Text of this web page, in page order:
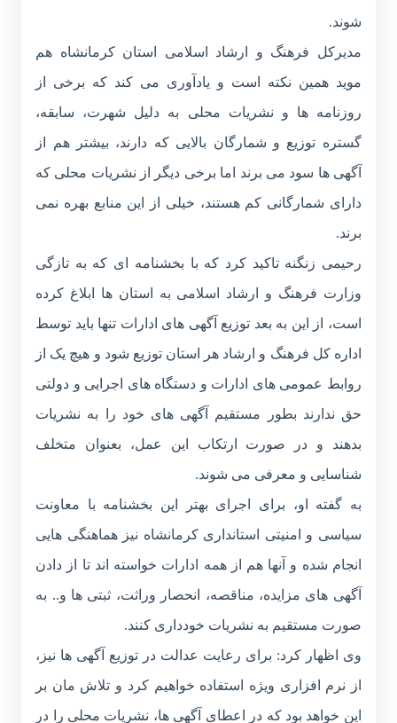
شوند.
مدیرکل فرهنگ و ارشاد اسلامی استان کرمانشاه هم
موید همین نکته است و یادآوری می کند که برخی از
روزنامه ها و نشریات محلی به دلیل شهرت، سابقه،
گستره توزیع و شمارگان بالایی که دارند، بیشتر هم از
آگهی ها سود می برند اما برخی دیگر از نشریات محلی که
دارای شمارگانی کم هستند، خیلی از این منابع بهره نمی
برند.
رحیمی زنگنه تاکید کرد که با بخشنامه ای که به تازگی
وزارت فرهنگ و ارشاد اسلامی به استان ها ابلاغ کرده
است، از این به بعد توزیع آگهی های ادارات تنها باید توسط
اداره کل فرهنگ و ارشاد هر استان توزیع شود و هیچ یک از
روابط عمومی های ادارات و دستگاه های اجرایی و دولتی
حق ندارند بطور مستقیم آگهی های خود را به نشریات
بدهند و در صورت ارتکاب این عمل، بعنوان متخلف
شناسایی و معرفی می شوند.
به گفته او، برای اجرای بهتر این بخشنامه با معاونت
سیاسی و امنیتی استانداری کرمانشاه نیز هماهنگی هایی
انجام شده و آنها هم از همه ادارات خواسته اند تا از دادن
آگهی های مزایده، مناقصه، انحصار وراثت، ثبتی ها و.. به
صورت مستقیم به نشریات خودداری کنند.
وی اظهار کرد: برای رعایت عدالت در توزیع آگهی ها نیز،
از نرم افزاری ویژه استفاده خواهیم کرد و تلاش مان بر
این خواهد بود که در اعطای آگهی ها، نشریات محلی را در